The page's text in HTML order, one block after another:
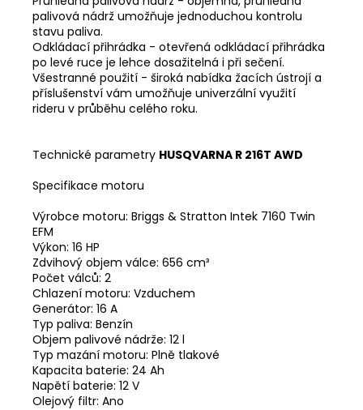
palivová nádrž umožňuje jednoduchou kontrolu
stavu paliva.
Odkládací přihrádka - otevřená odkládací přihrádka
po levé ruce je lehce dosažitelná i při sečení.
Všestranné použití - široká nabídka žacích ústrojí a
příslušenství vám umožňuje univerzální využití
rideru v průběhu celého roku.
Technické parametry HUSQVARNA R 216T AWD
Specifikace motoru
Výrobce motoru: Briggs & Stratton Intek 7160 Twin
EFM
Výkon: 16 HP
Zdvihový objem válce: 656 cm³
Počet válců: 2
Chlazení motoru: Vzduchem
Generátor: 16 A
Typ paliva: Benzín
Objem palivové nádrže: 12 l
Typ mazání motoru: Plně tlakové
Kapacita baterie: 24 Ah
Napětí baterie: 12 V
Olejový filtr: Ano